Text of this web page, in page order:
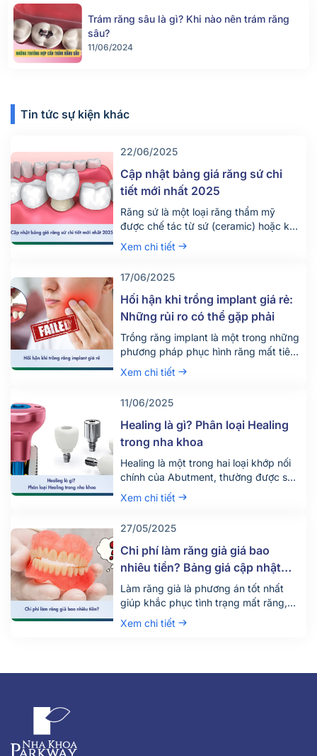
Trám răng sâu là gì? Khi nào nên trám răng
sâu?
11/06/2024
Tin tức sự kiện khác
22/06/2025
Cập nhật bảng giá răng sứ chi
tiết mới nhất 2025
Răng sứ là một loại răng thẩm mỹ
được chế tác từ sứ (ceramic) hoặc kết
hợp giữa sứ và kim loại, dùng để thay
thế răng thật bị hư hỏng, cải thiện hình
răng.
Xem chi tiết
17/06/2025
Hối hận khi trồng implant giá rẻ:
Những rủi ro có thể gặp phải
Trồng răng implant là một trong những
phương pháp phục hình răng mất tiên
tiến và hiện đại nhất trong số các kỹ
thuật nha khoa hiện nay. Chi phí cấy
không hề rẻ, nhưng nhiều người vẫn
lựa chọn các gói trồng răng giá rẻ,
dẫn đến nhiều biến chứng nguy hiểm.
Xem chi tiết
11/06/2025
Healing là gì? Phân loại Healing
trong nha khoa
Healing là một trong hai loại khớp nối
chính của Abutment, thường được sử
dụng trong giai đoạn mô nướu phục
hồi sau khi cấy ghép Implant. Vậy
nha khoa và được phân loại như thế
nào? Hãy cùng Nha khoa Parkway tìm
hiểu qua bài viết […]
Xem chi tiết
27/05/2025
Chi phí làm răng giả giá bao
nhiêu tiền? Bảng giá cập nhật
2025
Làm răng giả là phương án tốt nhất
giúp khắc phục tình trạng mất răng,
cũng như phòng ngừa những biến
chứng có thể xảy ra. Hiện nay, trồng
răng giả phổ biến.
Xem chi tiết